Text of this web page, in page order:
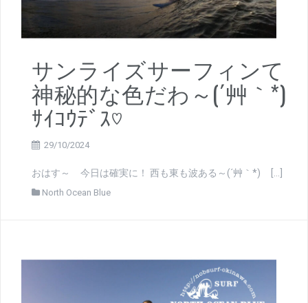
サンライズサーフィンて
神秘的な色だわ～(´艸｀*)
ｻｲｺｳﾃﾞｽ♡
29/10/2024
おはす～ 今日は確実に！ 西も東も波ある～(´艸｀*) […]
North Ocean Blue